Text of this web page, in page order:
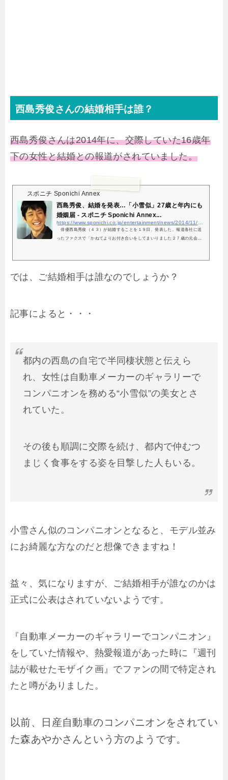
西島秀俊さんの結婚相手は誰？
西島秀俊さんは2014年に、交際していた16歳年
下の女性と結婚との報道がされていました。
スポニチ Sponichi Annex
西島秀俊、結婚を発表…「小雪似」27歳と年内にも
婚姻届 - スポニチ Sponichi Annex...
俳優西島秀俊（４３）が結婚することを１９日、発表した。報道各社に送
ったファクスで「かねてよりお付き合いをしてまいりました２７歳の元会社
では、ご結婚相手は誰なのでしょうか？
記事によると・・・
都内の西島の自宅で半同棲状態と伝えら
れ、女性は自動車メーカーのギャラリーで
コンパニオンを務める“小雪似”の美女とさ
れていた。
その後も順調に交際を続け、都内で仲むつ
まじく食事をする姿を目撃した人もいる。
小雪さん似のコンパニオンとなると、モデル並み
にお綺麗な方なのだと想像できますね！
益々、気になりますが、ご結婚相手が誰なのかは
正式に公表はされていないようです。
『自動車メーカーのギャラリーでコンパニオン』
をしていた情報や、熱愛報道があった時に『週刊
誌が載せたモザイク画』でファンの間で特定され
たと噂がありました。
以前、日産自動車のコンパニオンをされてい
た森あやかさんという方のようです。